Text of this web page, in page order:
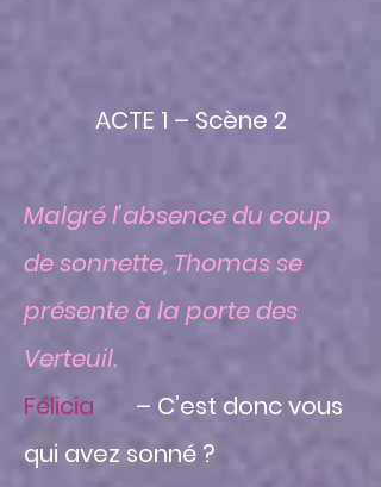
ACTE 1 – Scène 2
Malgré l’absence du coup
de sonnette, Thomas se
présente à la porte des
Verteuil.
Félicia – C’est donc vous
qui avez sonné ?